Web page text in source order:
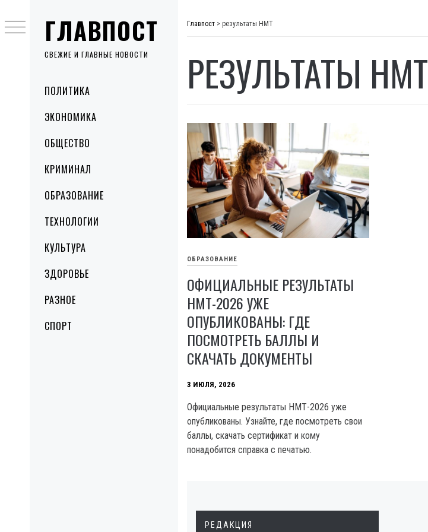
ГЛАВПОСТ
СВЕЖИЕ И ГЛАВНЫЕ НОВОСТИ
MenuПОЛИТИКА
ЭКОНОМИКА
ОБЩЕСТВО
КРИМИНАЛ
ОБРАЗОВАНИЕ
ТЕХНОЛОГИИ
КУЛЬТУРА
ЗДОРОВЬЕ
РАЗНОЕ
СПОРТ
to
content
Главпост > результаты НМТ
РЕЗУЛЬТАТЫ НМТ
ОБРАЗОВАНИЕ
ОФИЦИАЛЬНЫЕ РЕЗУЛЬТАТЫ
НМТ-2026 УЖЕ
ОПУБЛИКОВАНЫ: ГДЕ
ПОСМОТРЕТЬ БАЛЛЫ И
СКАЧАТЬ ДОКУМЕНТЫ
3 ИЮЛЯ, 2026
Официальные результаты НМТ-2026 уже
опубликованы. Узнайте, где посмотреть свои
баллы, скачать сертификат и кому
понадобится справка с печатью.
РЕДАКЦИЯ